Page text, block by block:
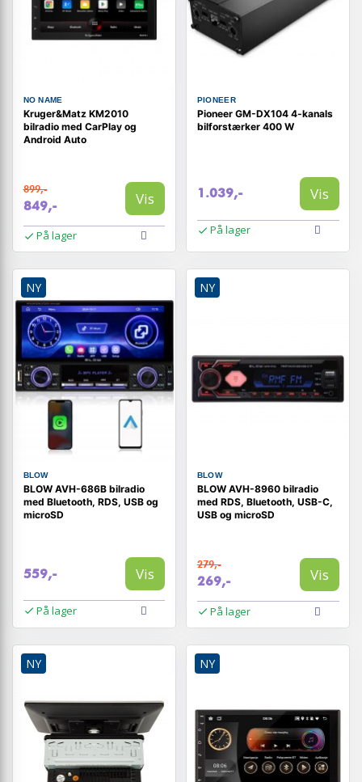
NO NAME
Kruger&Matz KM2010
bilradio med CarPlay og
Android Auto
899,-
849,- Vis
På lager
PIONEER
Pioneer GM-DX104 4-kanals
bilforstærker 400 W
1.039,- Vis
På lager
NY
BLOW
BLOW AVH-686B bilradio
med Bluetooth, RDS, USB og
microSD
559,- Vis
På lager
NY
BLOW
BLOW AVH-8960 bilradio
med RDS, Bluetooth, USB-C,
USB og microSD
279,-
269,- Vis
På lager
NY NY